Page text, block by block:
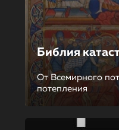
Библия
От Всемирного
потепления